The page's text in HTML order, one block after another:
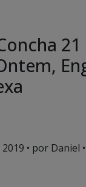
21
• por Daniel •